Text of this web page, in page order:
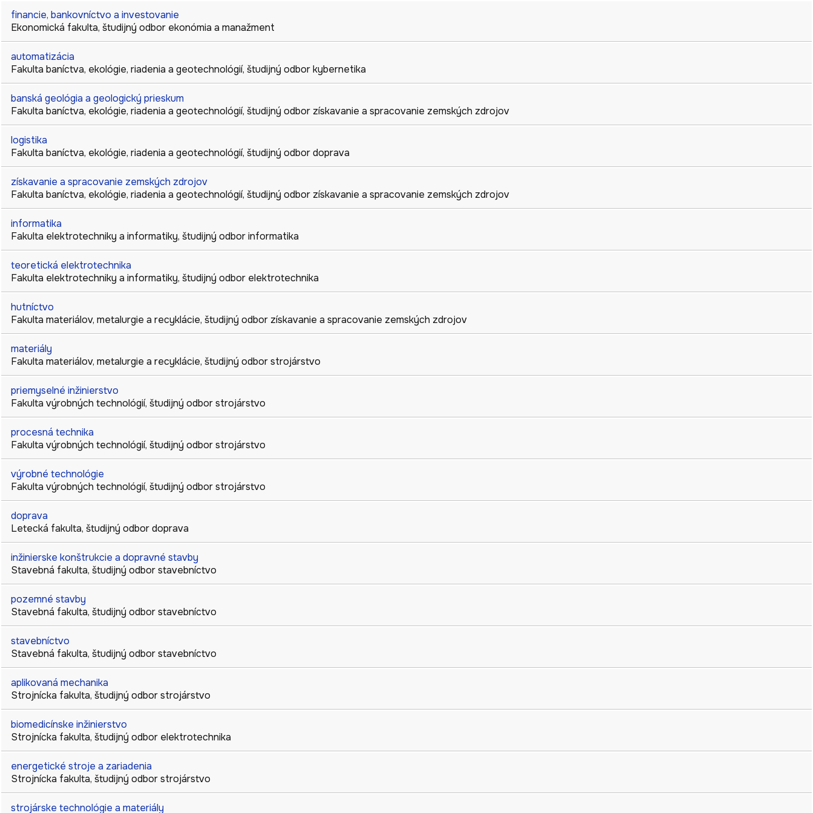
financie, bankovníctvo a investovanie
Ekonomická fakulta, študijný odbor ekonómia a manažment
automatizácia
Fakulta baníctva, ekológie, riadenia a geotechnológií, študijný odborkybernetika
banská geológia a geologický prieskum
Fakulta baníctva, ekológie, riadenia a geotechnológií, študijný odbor získavanie a spracovanie zemských zdrojov
logistika
Fakulta baníctva, ekológie, riadenia a geotechnológií, študijný odbordoprava
získavanie a spracovanie zemských zdrojov
Fakulta baníctva, ekológie, riadenia a geotechnológií, študijný odbor získavanie a spracovanie zemských zdrojov
informatika
Fakulta elektrotechniky a informatiky, študijný odborinformatika
teoretická elektrotechnika
Fakulta elektrotechniky a informatiky, študijný odbor elektrotechnika
hutníctvo
Fakulta materiálov, metalurgie a recyklácie, študijný odbor získavanie a spracovanie zemských zdrojov
materiály
Fakulta materiálov, metalurgie a recyklácie, študijný odborstrojárstvo
priemyselné inžinierstvo
Fakulta výrobných technológií, študijný odborstrojárstvo
procesná technika
Fakulta výrobných technológií, študijný odborstrojárstvo
výrobné technológie
Fakulta výrobných technológií, študijný odborstrojárstvo
doprava
Letecká fakulta, študijný odbordoprava
inžinierske konštrukcie a dopravné stavby
Stavebná fakulta, študijný odborstavebníctvo
pozemné stavby
Stavebná fakulta, študijný odborstavebníctvo
stavebníctvo
Stavebná fakulta, študijný odborstavebníctvo
aplikovaná mechanika
Strojnícka fakulta, študijný odborstrojárstvo
biomedicínske inžinierstvo
Strojnícka fakulta, študijný odbor elektrotechnika
energetické stroje a zariadenia
Strojnícka fakulta, študijný odborstrojárstvo
strojárske technológie a materiály